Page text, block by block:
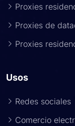
Proxies
Proxies de
Proxies
Usos
Redes sociales
Comercio